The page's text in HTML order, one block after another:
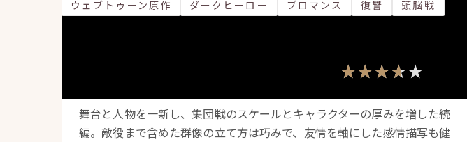
ウェブトゥーン原作 ダークヒーロー ブロマンス 復讐 頭脳戦
★★★★★
★★★★★
舞台と人物を一新し、集団戦のスケールとキャラクターの厚みを増した続
編。敵役まで含めた群像の立て方は巧みで、友情を軸にした感情描写も健